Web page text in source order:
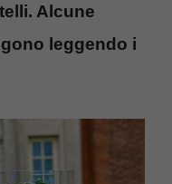
Alcune
leggendo i